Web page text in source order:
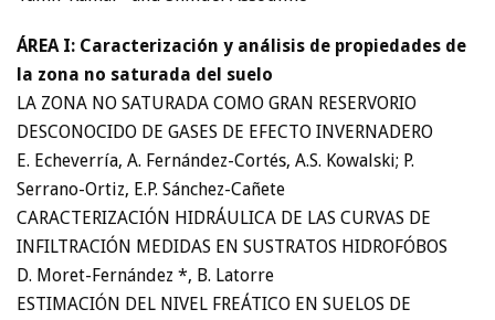
ÁREA I: Caracterización y análisis de propiedades de
la zona no saturada del suelo
LA ZONA NO SATURADA COMO GRAN RESERVORIO
DESCONOCIDO DE GASES DE EFECTO INVERNADERO
E. Echeverría, A. Fernández-Cortés, A.S. Kowalski; P.
Serrano-Ortiz, E.P. Sánchez-Cañete
CARACTERIZACIÓN HIDRÁULICA DE LAS CURVAS DE
INFILTRACIÓN MEDIDAS EN SUSTRATOS HIDROFÓBOS
D. Moret-Fernández *, B. Latorre
ESTIMACIÓN DEL NIVEL FREÁTICO EN SUELOS DE